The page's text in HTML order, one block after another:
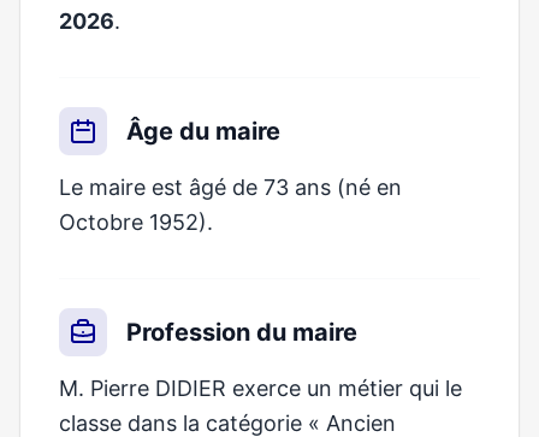
2026.
Âge du maire
Le maire est âgé de 73 ans (né en
Octobre 1952).
Profession du maire
M. Pierre DIDIER exerce un métier qui le
classe dans la catégorie « Ancien